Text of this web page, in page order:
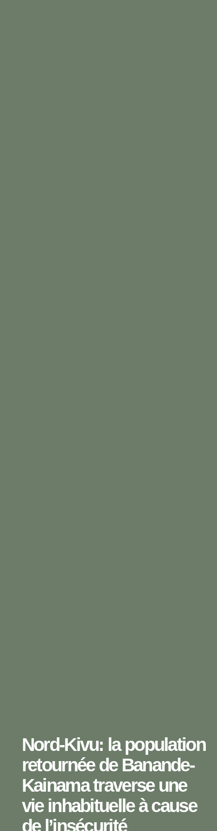
Nord-Kivu: la population
retournée de Banande-
Kainama traverse une
vie inhabituelle à cause
de l’insécurité